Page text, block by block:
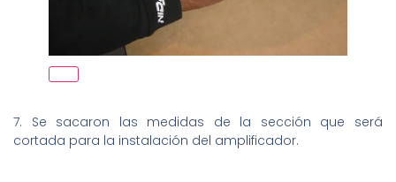
7. Se sacaron las medidas de la sección que será
cortada para la instalación del amplificador.